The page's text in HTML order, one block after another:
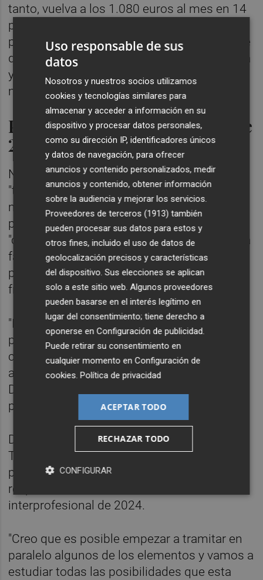
tanto, vuelva a los 1.080 euros al mes en 14
pagas mientras duren las negociaciones
para la nueva alza de este año, así como que
decaiga la prórroga de los ERTE de La Palma
y la ampliación a más municipios las
medidas de protección por la Dana.
Pautas para respetar el SMI de
2024
No obstante, ha mandado un mensaje de
"tranquilidad" a los más de dos millones y
medio de trabajadores que cobran el SMI
porque desde el Ministerio de Trabajo
"cerrarán" todas las posibilidades para que la
falta de prórroga no tenga efecto en las
personas trabajadoras que están en esta
franja salarial.
"Nadie va a tener una repercusión negativa,
porque, en el caso de que así fuera, nos
comprometemos a paliarla inmediatamente
a través del carácter retroactivo del Real
Decreto del Salario Mínimo Interprofesional
para el 2025", ha asegurado.
De igual manera, ha indicado que desde
Trabajo establecerán unas instrucciones o
pautas que dejen claro que hay que seguir
respetando el salario mínimo
interprofesional de 2024.
"Creo que es posible empezar a tramitar en
paralelo algunos de los elementos y vamos a
estudiar todas las posibilidades que esta
Uso responsable de sus
datos
Nosotros y nuestros socios utilizamos
cookies y tecnologías similares para
almacenar y acceder a información en su
dispositivo y procesar datos personales,
como su dirección IP, identificadores únicos
y datos de navegación, para ofrecer
anuncios y contenido personalizados, medir
anuncios y contenido, obtener información
sobre la audiencia y mejorar los servicios.
Proveedores de terceros (1913) también
pueden procesar sus datos para estos y
otros fines, incluido el uso de datos de
geolocalización precisos y características
del dispositivo. Sus elecciones se aplican
solo a este sitio web. Algunos proveedores
pueden basarse en el interés legítimo en
lugar del consentimiento; tiene derecho a
oponerse enConfiguración de publicidad.
Puede retirar su consentimiento en
cualquier momento enConfiguración de
cookies.Política de privacidad
ACEPTAR TODO
RECHAZAR TODO
CONFIGURAR